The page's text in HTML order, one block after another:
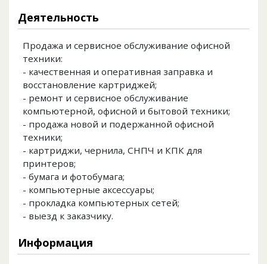
Деятельность
Продажа и сервисное обслуживание офисной
техники:
- качественная и оперативная заправка и
восстановление картриджей;
- ремонт и сервисное обслуживание
компьютерной, офисной и бытовой техники;
- продажа новой и подержанной офисной
техники;
- картриджи, чернила, СНПЧ и КПК для
принтеров;
- бумага и фотобумага;
- компьютерные аксессуары;
- прокладка компьютерных сетей;
- выезд к заказчику.
Информация